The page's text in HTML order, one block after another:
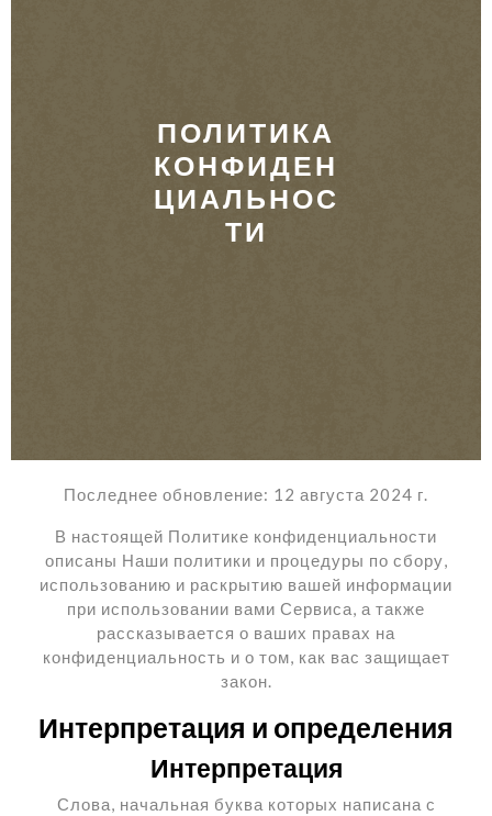
ПОЛИТИКА
КОНФИДЕН
ЦИАЛЬНОС
ТИ
Последнее обновление: 12 августа 2024 г.
В настоящей Политике конфиденциальности
описаны Наши политики и процедуры по сбору,
использованию и раскрытию вашей информации
при использовании вами Сервиса, а также
рассказывается о ваших правах на
конфиденциальность и о том, как вас защищает
закон.
Интерпретация и определения
Интерпретация
Слова, начальная буква которых написана с